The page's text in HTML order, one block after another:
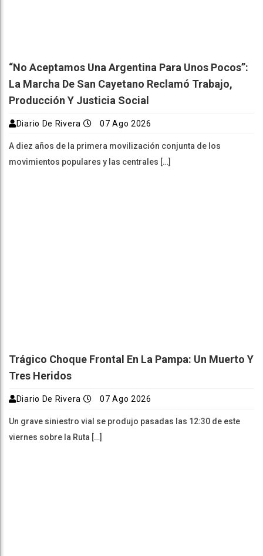
“No Aceptamos Una Argentina Para Unos Pocos”:
La Marcha De San Cayetano Reclamó Trabajo,
Producción Y Justicia Social
Diario De Rivera 07 Ago 2026
A diez años de la primera movilización conjunta de los
movimientos populares y las centrales […]
Trágico Choque Frontal En La Pampa: Un Muerto Y
Tres Heridos
Diario De Rivera 07 Ago 2026
Un grave siniestro vial se produjo pasadas las 12:30 de este
viernes sobre la Ruta […]